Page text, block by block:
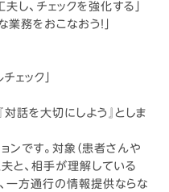
し、チェックを強化する｣
務をおこなおう！」
ェック」
話を大切にしよう』としま
ンです。対象（患者さんや
と、相手が理解している
一方通行の情報提供ならな